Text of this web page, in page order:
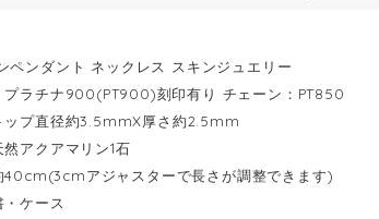
ペンダント ネックレス スキンジュエリー
プラチナ900(PT900)刻印有り チェーン：PT850
ップ直径約3.5mmX厚さ約2.5mm
アクアマリン1石
40cm(3cmアジャスターで長さが調整できます)
ケース